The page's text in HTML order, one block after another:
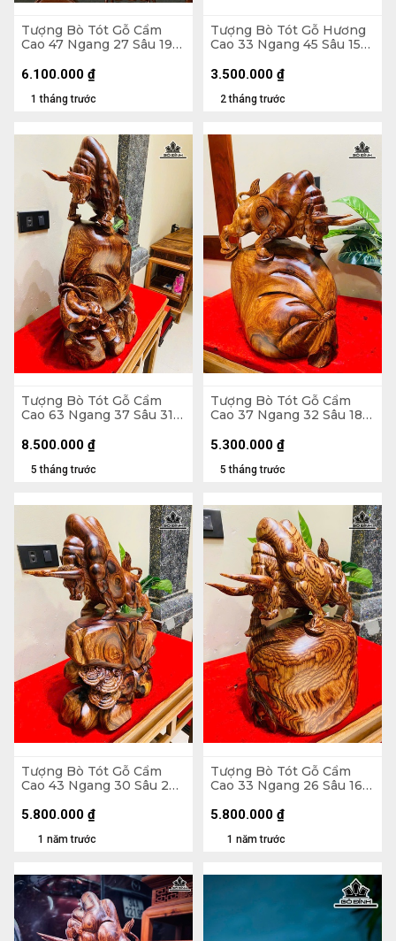
Tượng Bò Tót Gỗ Cẩm
Cao 47 Ngang 27 Sâu 19
1 tháng trước
6.100.000 ₫
Tượng Bò Tót Gỗ Hương
Cao 33 Ngang 45 Sâu 15
2 tháng trước
3.500.000 ₫
Tượng Bò Tót Gỗ Cẩm
Cao 63 Ngang 37 Sâu 31
5 tháng trước
8.500.000 ₫
Tượng Bò Tót Gỗ Cẩm
Cao 37 Ngang 32 Sâu 18
5 tháng trước
5.300.000 ₫
Tượng Bò Tót Gỗ Cẩm
Cao 43 Ngang 30 Sâu 28
1 năm trước
5.800.000 ₫
Tượng Bò Tót Gỗ Cẩm
Cao 33 Ngang 26 Sâu 16
1 năm trước
5.800.000 ₫